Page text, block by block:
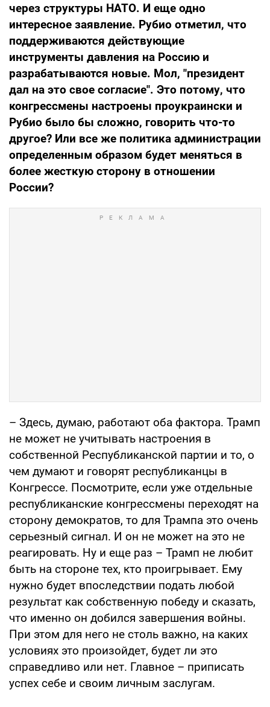
через структуры НАТО. И еще одно
интересное заявление. Рубио отметил, что
поддерживаются действующие
инструменты давления на Россию и
разрабатываются новые. Мол, "президент
дал на это свое согласие". Это потому, что
конгрессмены настроены проукраински и
Рубио было бы сложно, говорить что-то
другое? Или все же политика администрации
определенным образом будет меняться в
более жесткую сторону в отношении
России?
– Здесь, думаю, работают оба фактора. Трамп
не может не учитывать настроения в
собственной Республиканской партии и то, о
чем думают и говорят республиканцы в
Конгрессе. Посмотрите, если уже отдельные
республиканские конгрессмены переходят на
сторону демократов, то для Трампа это очень
серьезный сигнал. И он не может на это не
реагировать. Ну и еще раз – Трамп не любит
быть на стороне тех, кто проигрывает. Ему
нужно будет впоследствии подать любой
результат как собственную победу и сказать,
что именно он добился завершения войны.
При этом для него не столь важно, на каких
условиях это произойдет, будет ли это
справедливо или нет. Главное – приписать
успех себе и своим личным заслугам.